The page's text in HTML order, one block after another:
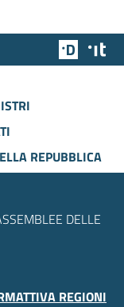
Team
REPUBBLICA
DELLE
REGIONI